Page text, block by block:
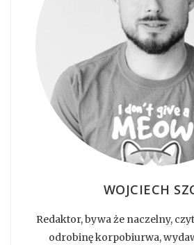
WOJCIECH
Redaktor, bywa że naczelny,
odrobinę korpobiurwa,